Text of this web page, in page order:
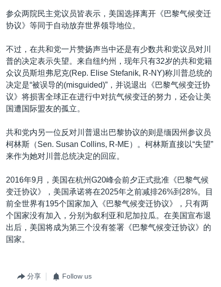
参众两院民主党议员皆表示，美国选择离开《巴黎气候变迁
协议》等同于自动放弃世界领导地位。
不过，在共和党一片赞扬声当中还是有少数共和党议员对川
普的决定表示失望。来自纽约州，现年只有32岁的共和党籍
众议员斯坦弗尼克(Rep. Elise Stefanik, R-NY)称川普总统的
决定是“被误导的(misguided)”，并说退出《巴黎气候变迁协
议》将损害全球正在进行中对抗气候变迁的努力，还会让美
国遭国际盟友的孤立。
共和党内另一位反对川普退出巴黎协议的则是缅因州参议员
柯林斯（Sen. Susan Collins, R-ME）。柯林斯直接以“失望”
来作为她对川普总统决定的回应。
2016年9月，美国在杭州G20峰会前夕正式批准《巴黎气候
变迁协议》，美国承诺将在2025年之前减排26%到28%。目
前全世界有195个国家加入《巴黎气候变迁协议》，只有两
个国家没有加入，分别为叙利亚和尼加拉瓜。在美国宣布退
出后，美国将成为第三个没有签署《巴黎气候变迁协议》的
国家。
分享 Follow us